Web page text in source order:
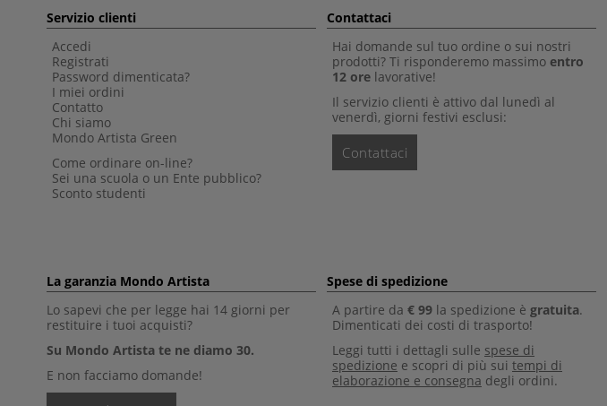
Servizio clienti
Accedi
Registrati
Password dimenticata?
I miei ordini
Contatto
Chi siamo
Mondo Artista Green
Come ordinare on-line?
Sei una scuola o un Ente pubblico?
Sconto studenti
Contattaci
Hai domande sul tuo ordine o sui nostri
prodotti? Ti risponderemo massimo entro
12 ore lavorative!
Il servizio clienti è attivo dal lunedì al
venerdì, giorni festivi esclusi:
Contattaci
La garanzia Mondo Artista
Lo sapevi che per legge hai 14 giorni per
restituire i tuoi acquisti?
Su Mondo Artista te ne diamo 30.
E non facciamo domande!
Spese di spedizione
A partire da € 99 la spedizione è gratuita.
Dimenticati dei costi di trasporto!
Leggi tutti i dettagli sulle spese di
spedizione e scopri di più sui tempi di
elaborazione e consegna degli ordini.